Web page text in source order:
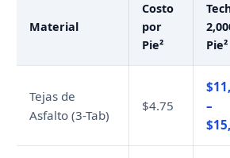
Material
Costo
por
Pie²
Pie²
Tejas de
Asfalto (3-Tab)
$4.75
–